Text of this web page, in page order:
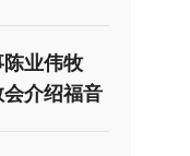
业伟牧
介绍福音